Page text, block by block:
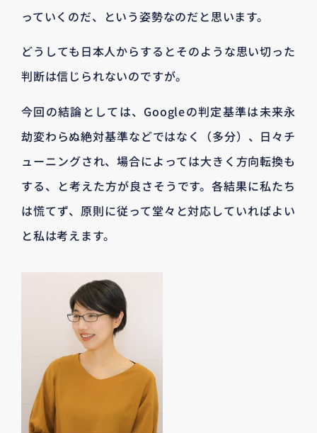
っていくのだ、という姿勢なのだと思います。
どうしても日本人からするとそのような思い切った
判断は信じられないのですが。
今回の結論としては、Googleの判定基準は未来永
劫変わらぬ絶対基準などではなく（多分）、日々チ
ューニングされ、場合によっては大きく方向転換も
する、と考えた方が良さそうです。各結果に私たち
は慌てず、原則に従って堂々と対応していればよい
と私は考えます。